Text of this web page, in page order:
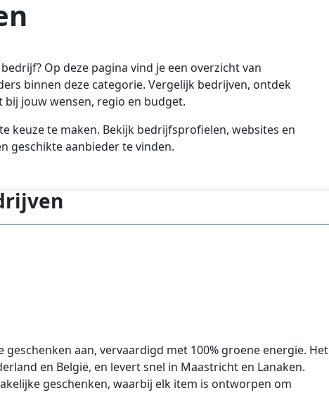
bedrijf? Op deze pagina vind je een overzicht van
binnen deze categorie. Vergelijk bedrijven, ontdek
jouw wensen, regio en budget.
keuze te maken. Bekijk bedrijfsprofielen, websites en
geschikte aanbieder te vinden.
aan, vervaardigd met 100% groene energie. Het
en België, en levert snel in Maastricht en Lanaken.
geschenken, waarbij elk item is ontworpen om